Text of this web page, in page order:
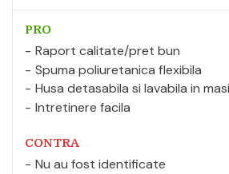
PRO
Raport calitate/pret bun
Spuma poliuretanica flexibila
Husa detasabila si lavabila in
Intretinere facila
CONTRA
Nu au fost identificate